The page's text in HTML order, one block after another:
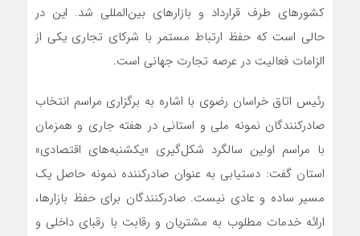
کشورهای طرف قرارداد و بازارهای بین‌المللی شد. این در
حالی است که حفظ ارتباط مستمر با شرکای تجاری یکی از
الزامات فعالیت در عرصه تجارت جهانی است.
رئیس اتاق خراسان رضوی با اشاره به برگزاری مراسم انتخاب
صادرکنندگان نمونه ملی و استانی در هفته جاری و همزمان
با مراسم اولین سالگرد شکل‌گیری «یکشنبه‌های اقتصادی»
استان گفت: دستیابی به عنوان صادرکننده نمونه حاصل یک
مسیر ساده و عادی نیست. صادرکنندگان برای حفظ بازارها،
ارائه خدمات مطلوب به مشتریان و رقابت با رقبای داخلی و